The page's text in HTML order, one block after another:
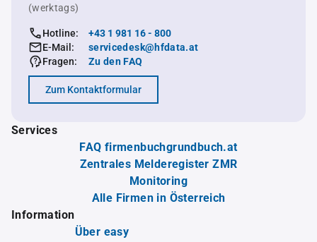
(werktags)
Hotline:
+43 1 981 16 - 800
E-Mail:
servicedesk@hfdata.at
Fragen:
Zu den FAQ
Zum Kontaktformular
Services
FAQ firmenbuchgrundbuch.at
Zentrales Melderegister ZMR
Monitoring
Alle Firmen in Österreich
Information
Über easy